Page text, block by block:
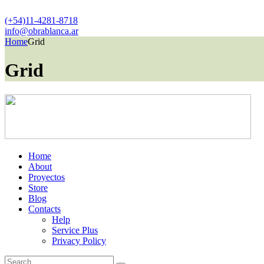
(+54)11-4281-8718
info@obrablanca.ar
HomeGrid
Grid
Home
About
Proyectos
Store
Blog
Contacts
Help
Service Plus
Privacy Policy